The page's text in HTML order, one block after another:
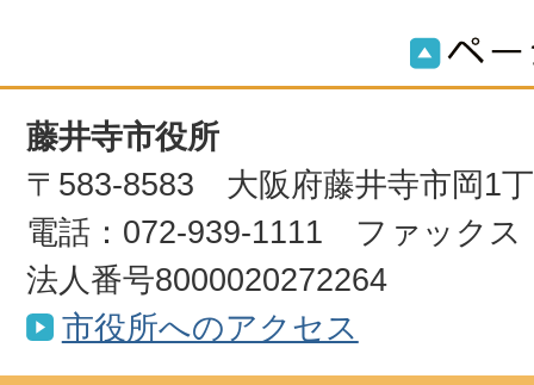
藤井寺市役所
〒583-8583 大阪府藤井寺市岡1
電話：072-939-1111 ファックス
法人番号8000020272264
市役所へのアクセス